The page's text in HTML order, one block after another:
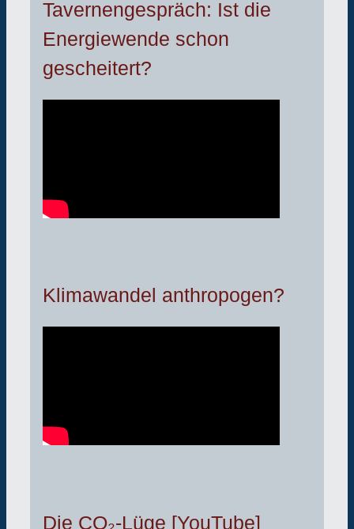
Tavernengespräch: Ist die
Energiewende schon
gescheitert?
Klimawandel anthropogen?
Die CO₂-Lüge [YouTube]